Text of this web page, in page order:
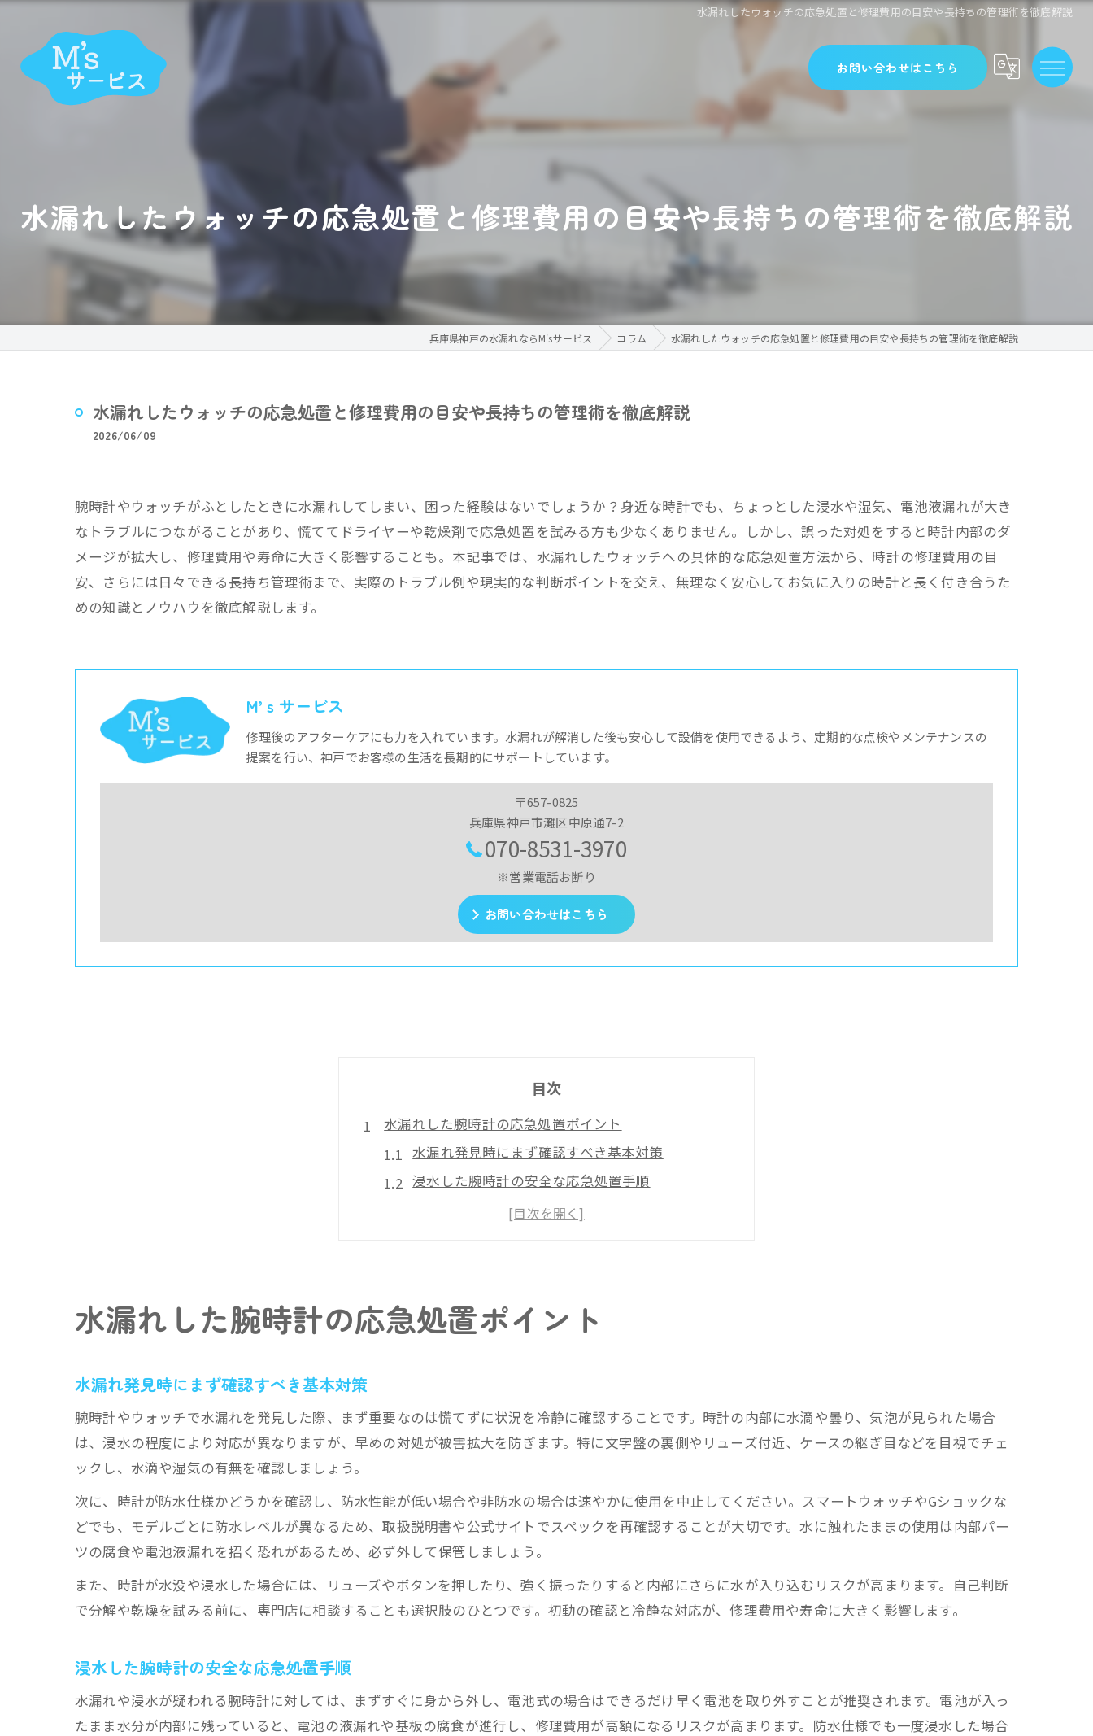
水漏れしたウォッチの応急処置と修理費用の目安や長持ちの管理術を徹底解説
お問い合わせはこちら
水漏れしたウォッチの応急処置と修理費用の目安や長持ちの管理術を徹底解説
兵庫県神戸の水漏れならM'sサービス コラム 水漏れしたウォッチの応急処置と修理費用の目安や長持ちの管理術を徹底解説
水漏れしたウォッチの応急処置と修理費用の目安や長持ちの管理術を徹底解説
2026/06/09
腕時計やウォッチがふとしたときに水漏れしてしまい、困った経験はないでしょうか？身近な時計でも、ちょっとした浸水や湿気、電池液漏れが大き
なトラブルにつながることがあり、慌ててドライヤーや乾燥剤で応急処置を試みる方も少なくありません。しかし、誤った対処をすると時計内部のダ
メージが拡大し、修理費用や寿命に大きく影響することも。本記事では、水漏れしたウォッチへの具体的な応急処置方法から、時計の修理費用の目
安、さらには日々できる長持ち管理術まで、実際のトラブル例や現実的な判断ポイントを交え、無理なく安心してお気に入りの時計と長く付き合うた
めの知識とノウハウを徹底解説します。
M’ｓサービス
修理後のアフターケアにも力を入れています。水漏れが解消した後も安心して設備を使用できるよう、定期的な点検やメンテナンスの
提案を行い、神戸でお客様の生活を長期的にサポートしています。
〒657-0825
兵庫県神戸市灘区中原通7-2
070-8531-3970
※営業電話お断り
お問い合わせはこちら
目次
水漏れした腕時計の応急処置ポイント
水漏れ発見時にまず確認すべき基本対策
浸水した腕時計の安全な応急処置手順
水漏れが疑われる時の誤った対応例と注意点
文字盤に曇りや気泡が出た時の適切な対策
浸水による液晶や文字盤への水滴対処法
放置が危険な水漏れ症状とその見極め方
水漏れ時計にドライヤー使用が危険な理由
腕時計を乾かす時の安全な乾燥方法
ドライヤー乾燥が時計内部に与える影響
水漏れ時に選ぶべき乾燥剤の使い方
ドライヤーと自然乾燥のメリットと注意点
水漏れと液漏れの違いと時計への影響
液漏れした時計を使うリスクと判断法
水漏れした腕時計の応急処置ポイント
水漏れ発見時にまず確認すべき基本対策
腕時計やウォッチで水漏れを発見した際、まず重要なのは慌てずに状況を冷静に確認することです。時計の内部に水滴や曇り、気泡が見られた場合
は、浸水の程度により対応が異なりますが、早めの対処が被害拡大を防ぎます。特に文字盤の裏側やリューズ付近、ケースの継ぎ目などを目視でチェ
ックし、水滴や湿気の有無を確認しましょう。
次に、時計が防水仕様かどうかを確認し、防水性能が低い場合や非防水の場合は速やかに使用を中止してください。スマートウォッチやGショックな
どでも、モデルごとに防水レベルが異なるため、取扱説明書や公式サイトでスペックを再確認することが大切です。水に触れたままの使用は内部パー
ツの腐食や電池液漏れを招く恐れがあるため、必ず外して保管しましょう。
また、時計が水没や浸水した場合には、リューズやボタンを押したり、強く振ったりすると内部にさらに水が入り込むリスクが高まります。自己判断
で分解や乾燥を試みる前に、専門店に相談することも選択肢のひとつです。初動の確認と冷静な対応が、修理費用や寿命に大きく影響します。
浸水した腕時計の安全な応急処置手順
水漏れや浸水が疑われる腕時計に対しては、まずすぐに身から外し、電池式の場合はできるだけ早く電池を取り外すことが推奨されます。電池が入っ
たまま水分が内部に残っていると、電池の液漏れや基板の腐食が進行し、修理費用が高額になるリスクが高まります。防水仕様でも一度浸水した場合